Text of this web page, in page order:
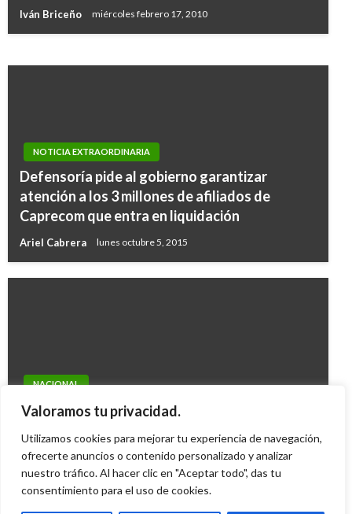
Valoramos tu privacidad.
Utilizamos cookies para mejorar tu experiencia de navegación,
ofrecerte anuncios o contenido personalizado y analizar
nuestro tráfico. Al hacer clic en "Aceptar todo", das tu
consentimiento para el uso de cookies.
Iván Briceño miércoles febrero 17, 2010
NOTICIA EXTRAORDINARIA
Defensoría pide al gobierno garantizar
atención a los 3 millones de afiliados de
Caprecom que entra en liquidación
Ariel Cabrera lunes octubre 5, 2015
NACIONAL
Puntos y Kioscos Vive Digital serán Puntos de
Giovanni Alarcón M. viernes mayo 6, 2016